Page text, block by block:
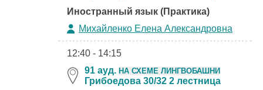
Иностранный язык (Практика)
Михайленко Елена Александровна
12:40 - 14:15
91 ауд. НА СХЕМЕ ЛИНГВОБАШНИ
Грибоедова 30/32 2 лестница